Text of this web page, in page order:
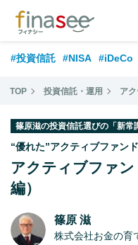
#投資信託 #NISA #iDeCo
#相談事例 #相続・贈与
#資産運用業界 #老後 #海
#フィナンシャル・ウェルビ
#60代
TOP 投資信託・運用 ア
篠原滋の投資信託選びの「新常
“優れた”アクティブファン
アクティブファ
編）
篠原 滋
株式会社お金の育